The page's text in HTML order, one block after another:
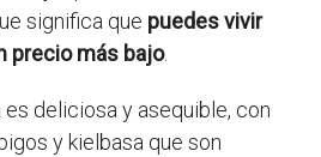
significa que puedes vivir
precio más bajo.
deliciosa y asequible, con
y kielbasa que son